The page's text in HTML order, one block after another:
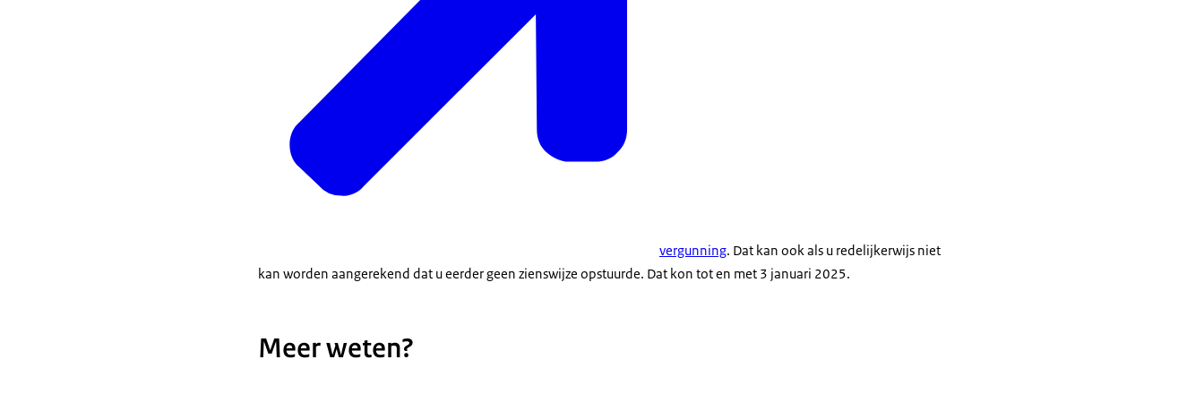
vergunning. Dat kan ook als u redelijkerwijs niet
kan worden aangerekend dat u eerder geen zienswijze opstuurde. Dat kon tot en met 3 januari 2025.
Meer weten?